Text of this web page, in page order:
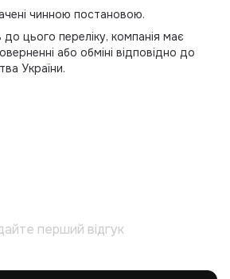
чинною постановою.
цього переліку, компанія має
або обміні відповідно до
України.
перший відгук